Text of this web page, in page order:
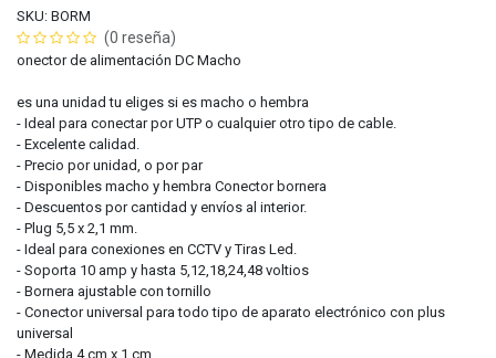
SKU: BORM
(0 reseña)
onector de alimentación DC Macho
es una unidad tu eliges si es macho o hembra
- Ideal para conectar por UTP o cualquier otro tipo de cable.
- Excelente calidad.
- Precio por unidad, o por par
- Disponibles macho y hembra Conector bornera
- Descuentos por cantidad y envíos al interior.
- Plug 5,5 x 2,1 mm.
- Ideal para conexiones en CCTV y Tiras Led.
- Soporta 10 amp y hasta 5,12,18,24,48 voltios
- Bornera ajustable con tornillo
- Conector universal para todo tipo de aparato electrónico con plus
universal
- Medida 4 cm x 1 cm